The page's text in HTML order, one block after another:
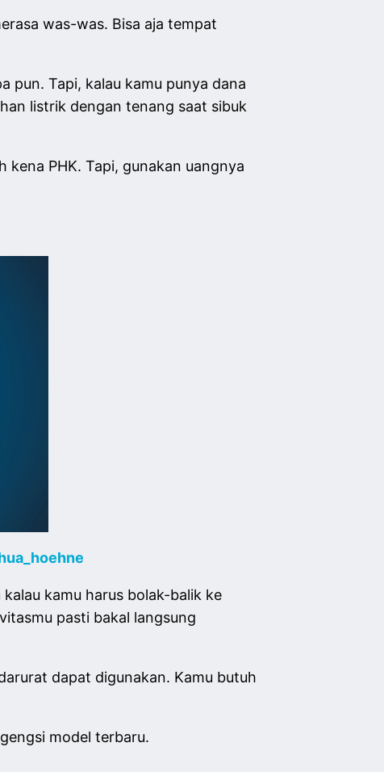
was-was. Bisa aja tempat
pun. Tapi, kalau kamu punya dana
listrik dengan tenang saat sibuk
PHK. Tapi, gunakan uangnya
kamu harus bolak-balik ke
pasti bakal langsung
dapat digunakan. Kamu butuh
model terbaru.